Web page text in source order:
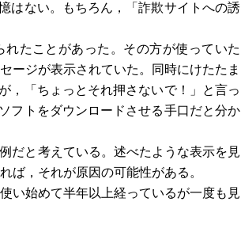
はない。もちろん，「詐欺サイトへの誘
たことがあった。その方が使っていた
ージが表示されていた。同時にけたたま
，「ちょっとそれ押さないで！」と言っ
フトをダウンロードさせる手口だと分か
だと考えている。述べたような表示を見
ば，それが原因の可能性がある。
い始めて半年以上経っているが一度も見